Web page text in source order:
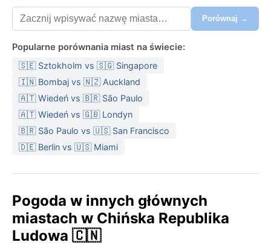
Porównaj →
Popularne porównania miast na świecie:
🇸🇪 Sztokholm vs 🇸🇬 Singapore
🇮🇳 Bombaj vs 🇳🇿 Auckland
🇦🇹 Wiedeń vs 🇧🇷 São Paulo
🇦🇹 Wiedeń vs 🇬🇧 Londyn
🇧🇷 São Paulo vs 🇺🇸 San Francisco
🇩🇪 Berlin vs 🇺🇸 Miami
Pogoda w innych głównych
miastach w Chińska Republika
Ludowa 🇨🇳